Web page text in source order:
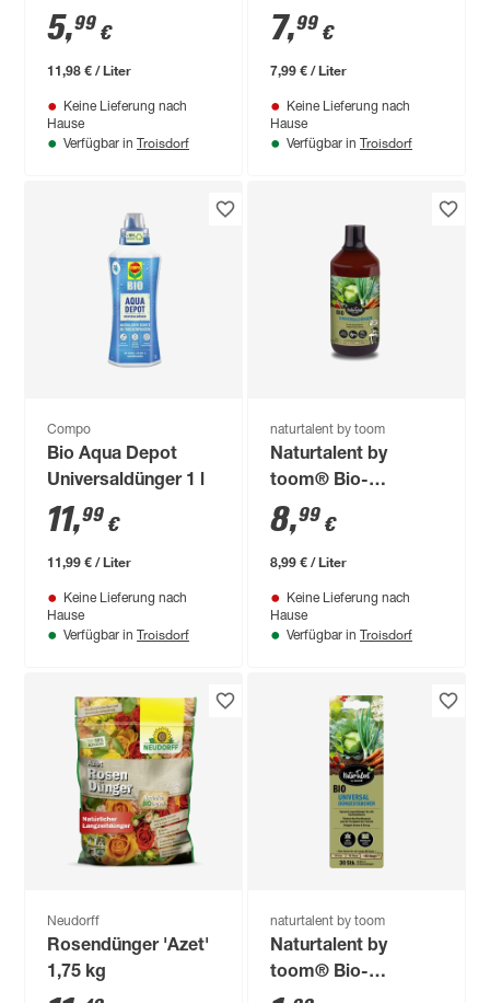
5,99 €
11,98 € / Liter
Keine Lieferung nach
Hause
Verfügbar in Troisdorf
7,99 €
7,99 € / Liter
Keine Lieferung nach
Hause
Verfügbar in Troisdorf
Compo
Bio Aqua Depot
Universaldünger 1 l
11,99 €
11,99 € / Liter
Keine Lieferung nach
Hause
Verfügbar in Troisdorf
naturtalent by toom
Naturtalent by
toom® Bio-
Universaldünger 1 l
8,99 €
8,99 € / Liter
Keine Lieferung nach
Hause
Verfügbar in Troisdorf
Neudorff
Rosendünger 'Azet'
1,75 kg
naturtalent by toom
Naturtalent by
toom® Bio-